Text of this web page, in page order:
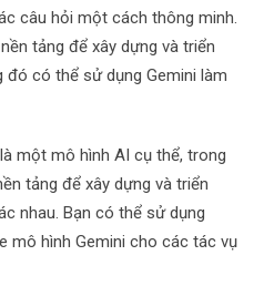
câu hỏi một cách thông minh.
tảng để xây dựng và triển
đó có thể sử dụng Gemini làm
một mô hình AI cụ thể, trong
tảng để xây dựng và triển
nhau. Bạn có thể sử dụng
mô hình Gemini cho các tác vụ